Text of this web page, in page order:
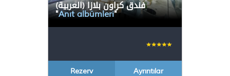
(العربية) فندق كراون بلازا
"Anıt albümleri"
Rezerv Ayrıntılar